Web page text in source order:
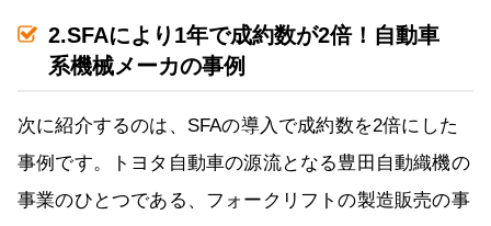
2.SFAにより1年で成約数が2倍！自動車
系機械メーカの事例
次に紹介するのは、SFAの導入で成約数を2倍にした
事例です。トヨタ自動車の源流となる豊田自動織機の
事業のひとつである、フォークリフトの製造販売の事